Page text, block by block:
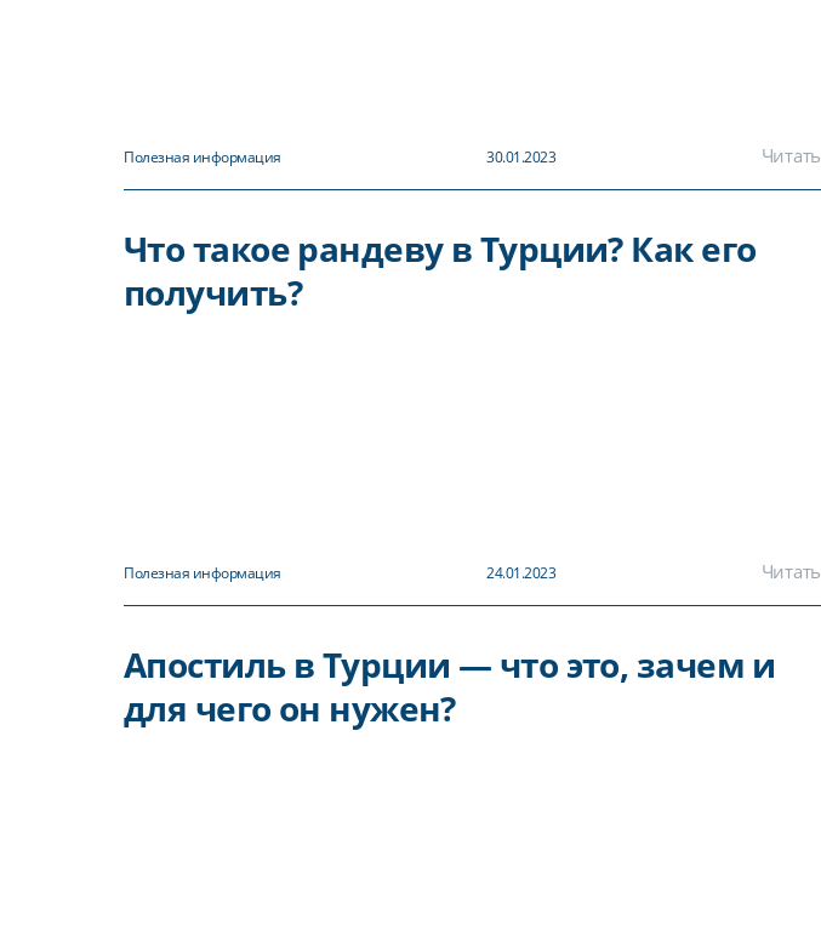
Полезная информация 30.01.2023 Читать
Что такое рандеву в Турции? Как его
получить?
Полезная информация 24.01.2023 Читать
Апостиль в Турции — что это, зачем и
для чего он нужен?